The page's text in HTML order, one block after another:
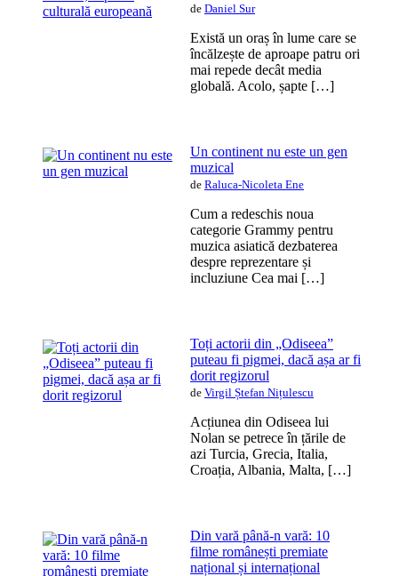
de Daniel Sur
Există un oraș în lume care se
încălzește de aproape patru ori
mai repede decât media
globală. Acolo, șapte […]
Un continent nu este un gen
muzical
de Raluca-Nicoleta Ene
Cum a redeschis noua
categorie Grammy pentru
muzica asiatică dezbaterea
despre reprezentare și
incluziune Cea mai […]
Toți actorii din „Odiseea”
puteau fi pigmei, dacă așa ar fi
dorit regizorul
de Virgil Ștefan Nițulescu
Acțiunea din Odiseea lui
Nolan se petrece în țările de
azi Turcia, Grecia, Italia,
Croația, Albania, Malta, […]
Din vară până-n vară: 10
filme românești premiate
național și internațional